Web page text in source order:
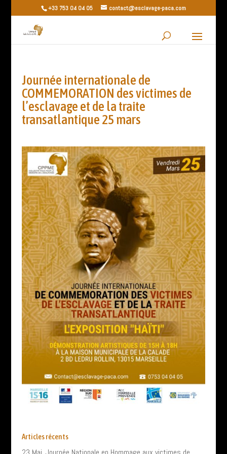
+33 753 04 04 05 contact@esclavage-paca.com
Journée internationale de
COMMEMORATION des victimes de
l’esclavage et de la traite
transatlantique 25 mars
Articles récents